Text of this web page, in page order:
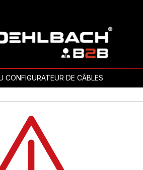
CONFIGURATEUR DE CÂBLES